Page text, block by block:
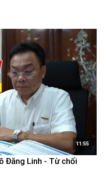
11:55
Đăng Linh - Từ chối